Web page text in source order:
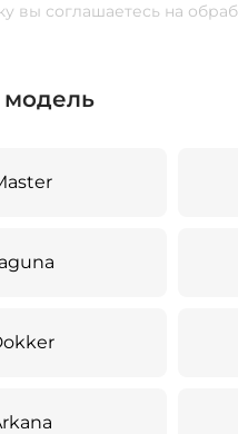
вы соглашаетесь на